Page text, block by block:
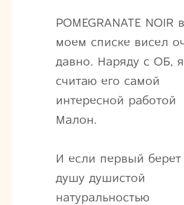
POMEGRANATE NOIR в
моем списке висел
давно. Наряду с ОБ, я
считаю его самой
интересной работой
Малон.
И если первый берет
душу душистой
натуральностью